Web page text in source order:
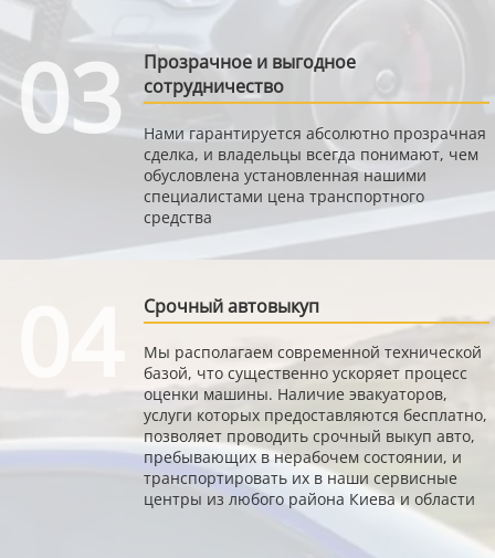
03
Прозрачное и выгодное
сотрудничество
Нами гарантируется абсолютно прозрачная
сделка, и владельцы всегда понимают, чем
обусловлена установленная нашими
специалистами цена транспортного
средства
Срочный автовыкуп
Мы располагаем современной технической
базой, что существенно ускоряет процесс
оценки машины. Наличие эвакуаторов,
услуги которых предоставляются бесплатно,
позволяет проводить срочный выкуп авто,
пребывающих в нерабочем состоянии, и
транспортировать их в наши сервисные
центры из любого района Киева и области